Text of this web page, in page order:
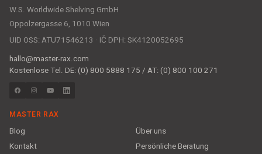
W.S. Worldwide Shelving GmbH
Oppolzergasse 6, 1010 Wien
UID OSS: ATU71546213 · IČ DPH: SK4120052695
hallo@master-rax.com
Kostenlose Tel. DE: (0) 800 5888 175 / AT: (0) 800 100 271
MASTER RAX
Blog
Über uns
Kontakt
Persönliche Beratung